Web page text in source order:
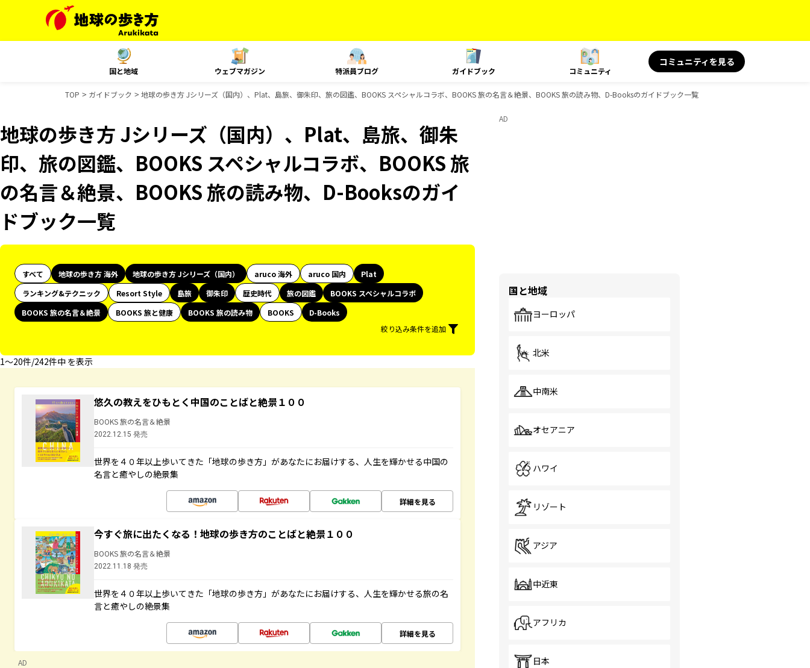
国と地域 ウェブマガジン 特派員ブログ ガイドブック コミュニティ
コミュニティを見る
TOP ガイドブック 地球の歩き方 Jシリーズ（国内）、Plat、島旅、御朱印、旅の図鑑、BOOKS スペシャルコラボ、BOOKS 旅の名言＆絶景、BOOKS 旅の読み物、D-Booksのガイドブック一覧
地球の歩き方 Jシリーズ（国内）、Plat、島旅、御朱
印、旅の図鑑、BOOKS スペシャルコラボ、BOOKS 旅
の名言＆絶景、BOOKS 旅の読み物、D-Booksのガイ
ドブック一覧
すべて 地球の歩き方 海外 地球の歩き方 Jシリーズ（国内） aruco 海外 aruco 国内
Plat
ランキング&テクニック
Resort Style 島旅 御朱印 歴史時代 旅の図鑑
BOOKS スペシャルコラボ
BOOKS 旅の名言＆絶景
BOOKS 旅と健康 BOOKS 旅の読み物 BOOKS
D-Books
絞り込み条件を追加
1〜20件/242件中 を表示
悠久の教えをひもとく中国のことばと絶景１００
BOOKS 旅の名言＆絶景
2022.12.15 発売
世界を４０年以上歩いてきた「地球の歩き方」があなたにお届けする、人生を輝かせる中国の
名言と癒やしの絶景集
詳細を見る
今すぐ旅に出たくなる！地球の歩き方のことばと絶景１００
BOOKS 旅の名言＆絶景
2022.11.18 発売
世界を４０年以上歩いてきた「地球の歩き方」があなたにお届けする、人生を輝かせる旅の名
言と癒やしの絶景集
詳細を見る
AD
AD
国と地域
ヨーロッパ
北米
中南米
オセアニア
ハワイ
リゾート
アジア
中近東
アフリカ
日本